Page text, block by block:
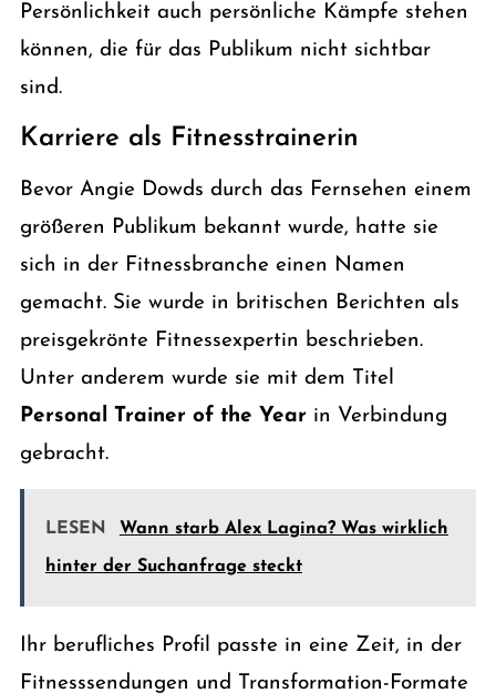
Persönlichkeit auch persönliche Kämpfe stehen
können, die für das Publikum nicht sichtbar
sind.
Karriere als Fitnesstrainerin
Bevor Angie Dowds durch das Fernsehen einem
größeren Publikum bekannt wurde, hatte sie
sich in der Fitnessbranche einen Namen
gemacht. Sie wurde in britischen Berichten als
preisgekrönte Fitnessexpertin beschrieben.
Unter anderem wurde sie mit dem Titel
Personal Trainer of the Year in Verbindung
gebracht.
LESEN Wann starb Alex Lagina? Was wirklich
hinter der Suchanfrage steckt
Ihr berufliches Profil passte in eine Zeit, in der
Fitnesssendungen und Transformation-Formate